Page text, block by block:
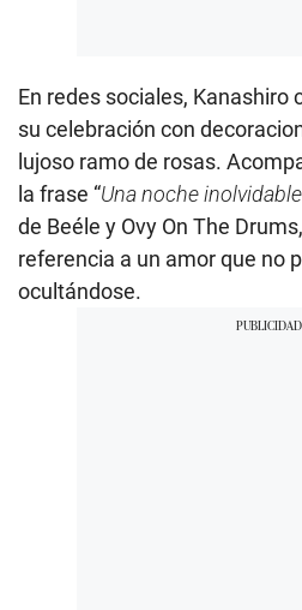
En redes sociales, Kanashiro
su celebración con
lujoso ramo de rosas.
la frase “Una noche
de Beéle y Ovy On The
referencia a un amor que no
ocultándose.